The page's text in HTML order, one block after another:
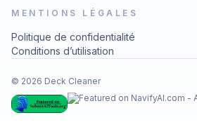
MENTIONS LÉGALES
Politique de confidentialité
Conditions d’utilisation
© 2026 Deck Cleaner